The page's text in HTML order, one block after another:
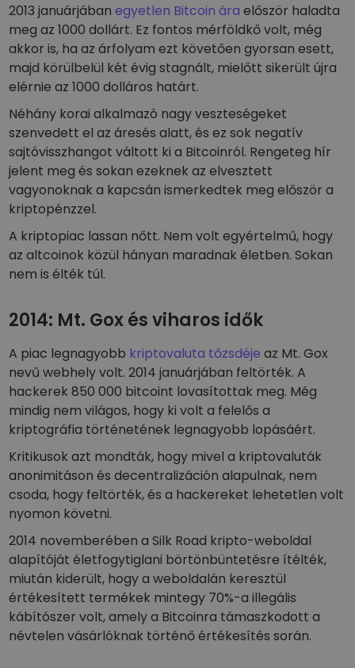
2013 januárjábanegyetlen Bitcoin ára először haladta
meg az 1000 dollárt. Ez fontos mérföldkő volt, még
akkor is, ha az árfolyam ezt követően gyorsan esett,
majd körülbelül két évig stagnált, mielőtt sikerült újra
elérnie az 1000 dolláros határt.
Néhány korai alkalmazó nagy veszteségeket
szenvedett el az áresés alatt, és ez sok negatív
sajtóvisszhangot váltott ki a Bitcoinról. Rengeteg hír
jelent meg és sokan ezeknek az elvesztett
vagyonoknak a kapcsán ismerkedtek meg először a
kriptopénzzel.
A kriptopiac lassan nőtt. Nem volt egyértelmű, hogy
az altcoinok közül hányan maradnak életben. Sokan
nem is élték túl.
2014: Mt. Gox és viharos idők
A piac legnagyobb kriptovaluta tőzsdéje az Mt. Gox
nevű webhely volt. 2014 januárjában feltörték. A
hackerek 850 000 bitcoint lovasítottak meg. Még
mindig nem világos, hogy ki volt a felelős a
kriptográfia történetének legnagyobb lopásáért.
Kritikusok azt mondták, hogy mivel a kriptovaluták
anonimitáson és decentralizáción alapulnak, nem
csoda, hogy feltörték, és a hackereket lehetetlen volt
nyomon követni.
2014 novemberében a Silk Road kripto-weboldal
alapítóját életfogytiglani börtönbüntetésre ítélték,
miután kiderült, hogy a weboldalán keresztül
értékesített termékek mintegy 70%-a illegális
kábítószer volt, amely a Bitcoinra támaszkodott a
névtelen vásárlóknak történő értékesítés során.